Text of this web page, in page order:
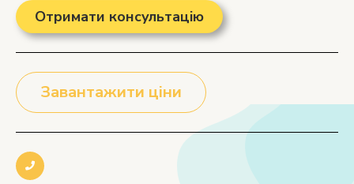
Отримати консультацію
Завантажити ціни